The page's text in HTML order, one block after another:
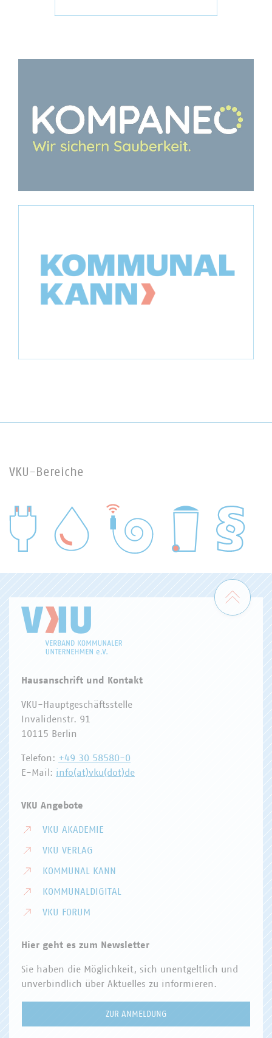
VKU-Bereiche
WASSER/ABWASSER
Zum
Hausanschrift und Kontakt
VKU-Hauptgeschäftsstelle
Invalidenstr. 91
10115 Berlin
Telefon: +49 30 58580-0
E-Mail: info(at)vku(dot)de
VKU Angebote
VKU AKADEMIE
VKU VERLAG
KOMMUNAL KANN
KOMMUNALDIGITAL
VKU FORUM
Hier geht es zum Newsletter
Sie haben die Möglichkeit, sich unentgeltlich und
unverbindlich über Aktuelles zu informieren.
ZUR ANMELDUNG